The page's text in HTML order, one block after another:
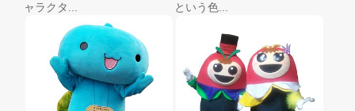
ャラクタ...
という色...